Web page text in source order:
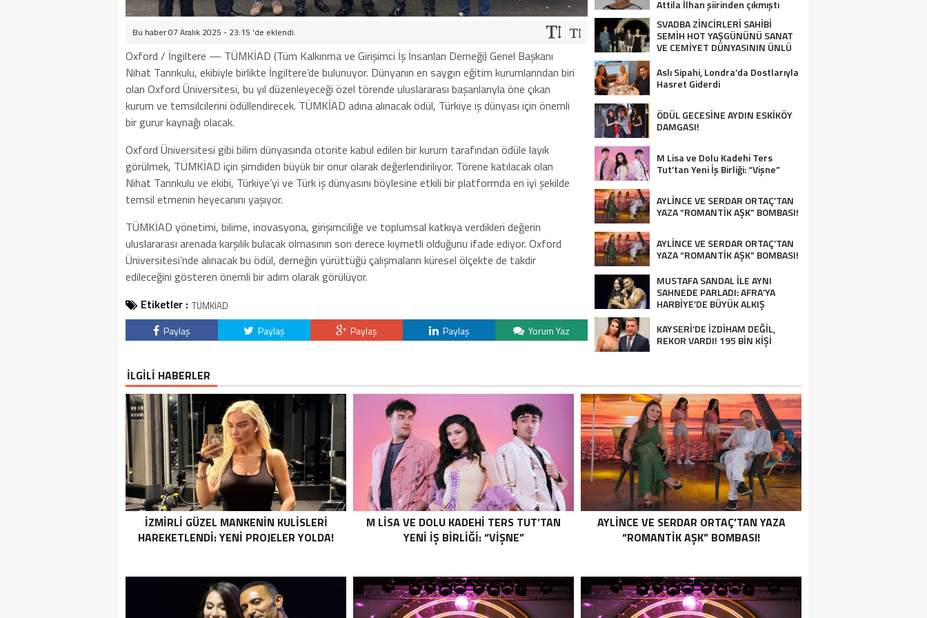
Bu haber 07 Aralık 2025 - 23:15 'de eklendi.
Oxford / İngiltere — TÜMKİAD (Tüm Kalkınma ve Girişimci İş İnsanları Derneği) Genel Başkanı
Nihat Tanrıkulu, ekibiyle birlikte İngiltere’de bulunuyor. Dünyanın en saygın eğitim kurumlarından biri
olan Oxford Üniversitesi, bu yıl düzenleyeceği özel törende uluslararası başarılarıyla öne çıkan
kurum ve temsilcilerini ödüllendirecek. TÜMKİAD adına alınacak ödül, Türkiye iş dünyası için önemli
bir gurur kaynağı olacak.
Oxford Üniversitesi gibi bilim dünyasında otorite kabul edilen bir kurum tarafından ödüle layık
görülmek, TÜMKİAD için şimdiden büyük bir onur olarak değerlendiriliyor. Törene katılacak olan
Nihat Tanrıkulu ve ekibi, Türkiye’yi ve Türk iş dünyasını böylesine etkili bir platformda en iyi şekilde
temsil etmenin heyecanını yaşıyor.
TÜMKİAD yönetimi, bilime, inovasyona, girişimciliğe ve toplumsal katkıya verdikleri değerin
uluslararası arenada karşılık bulacak olmasının son derece kıymetli olduğunu ifade ediyor. Oxford
Üniversitesi’nde alınacak bu ödül, derneğin yürüttüğü çalışmaların küresel ölçekte de takdir
edileceğini gösteren önemli bir adım olarak görülüyor.
Etiketler : TÜMKİAD
Paylaş Paylaş Paylaş Paylaş Yorum Yaz
Attila İlhan şiirinden çıkmıştı
SVADBA ZİNCİRLERİ SAHİBİ
SEMİH HOT YAŞGÜNÜNÜ SANAT
VE CEMİYET DÜNYASININ ÜNLÜ
Aslı Sipahi, Londra’da Dostlarıyla
Hasret Giderdi
ÖDÜL GECESİNE AYDIN ESKİKÖY
DAMGASI!
M Lisa ve Dolu Kadehi Ters
Tut’tan Yeni İş Birliği: “Vişne”
AYLİNCE VE SERDAR ORTAÇ’TAN
YAZA “ROMANTİK AŞK” BOMBASI!
AYLİNCE VE SERDAR ORTAÇ’TAN
YAZA “ROMANTİK AŞK” BOMBASI!
MUSTAFA SANDAL İLE AYNI
SAHNEDE PARLADI: AFRA’YA
HARBİYE’DE BÜYÜK ALKIŞ
KAYSERİ’DE İZDİHAM DEĞİL,
REKOR VARDI! 195 BİN KİŞİ
İLGİLİ HABERLER
İZMİRLİ GÜZEL MANKENİN KULİSLERİ
HAREKETLENDİ: YENİ PROJELER YOLDA!
M LISA VE DOLU KADEHI TERS TUT’TAN
YENI İŞ BIRLIĞI: “VIŞNE”
AYLİNCE VE SERDAR ORTAÇ’TAN YAZA
“ROMANTİK AŞK” BOMBASI!